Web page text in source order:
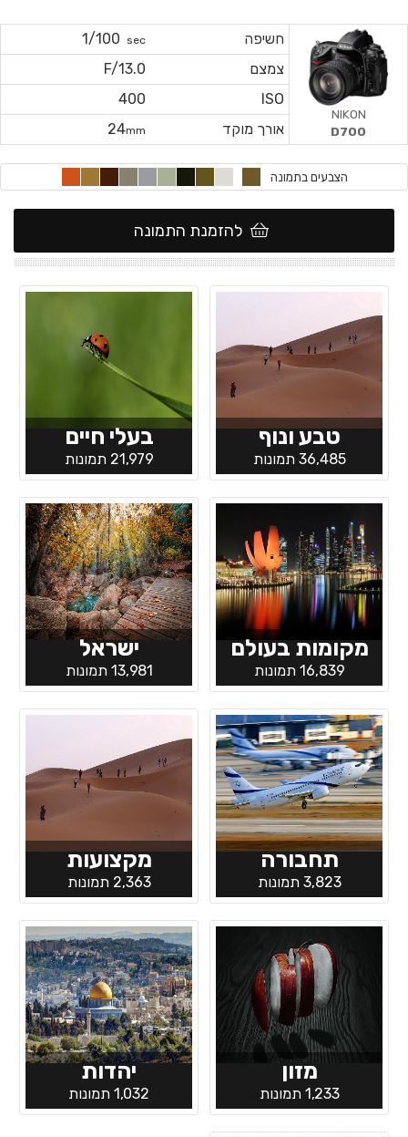
חשיפה sec
1/100
צמצם
F/13.0
ISO
400
אורך מוקד
24mm
NIKON
D700
הצבעים בתמונה
להזמנת התמונה
טבע ונוף
36,485 תמונות
בעלי חיים
21,979 תמונות
מקומות בעולם
16,839 תמונות
ישראל
13,981 תמונות
תחבורה
3,823 תמונות
מקצועות
2,363 תמונות
מזון
1,233 תמונות
יהדות
1,032 תמונות